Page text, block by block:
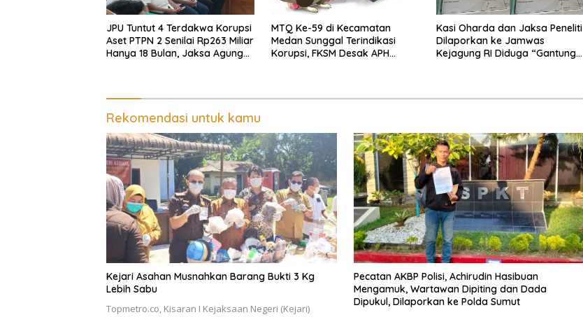
JPU Tuntut 4 Terdakwa Korupsi
Aset PTPN 2 Senilai Rp263 Miliar
Hanya 18 Bulan, Jaksa Agung
MTQ Ke-59 di Kecamatan
Medan Sunggal Terindikasi
Korupsi, FKSM Desak APH
Kasi Oharda dan Jaksa Peneliti
Dilaporkan ke Jamwas
Kejagung RI Diduga “Gantung”
Rekomendasi untuk kamu
Kejari Asahan Musnahkan Barang Bukti 3 Kg
Lebih Sabu
Topmetro.co, Kisaran I Kejaksaan Negeri (Kejari)
Pecatan AKBP Polisi, Achirudin Hasibuan
Mengamuk, Wartawan Dipiting dan Dada
Dipukul, Dilaporkan ke Polda Sumut